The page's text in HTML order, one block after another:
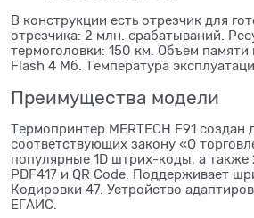
В конструкции есть отрезчик для
отрезчика: 2 млн. срабатываний.
термоголовки: 150 км. Объем памяти
Flash 4 Мб. Температура
Преимущества модели
Термопринтер MERTECH F91 создан
соответствующих закону «О
популярные 1D штрих-коды, а
PDF417 и QR Code. Поддерживает
Кодировки 47. Устройство
ЕГАИС.